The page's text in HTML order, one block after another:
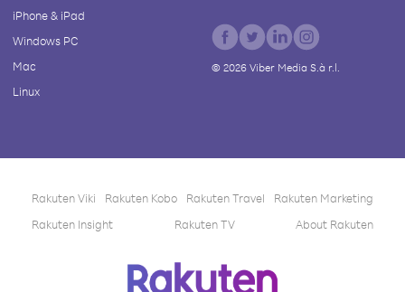
iPhone & iPad
Windows PC
Mac
Linux
© 2026Viber Media S.à r.l.
Rakuten Viki Rakuten Kobo Rakuten Travel
Rakuten Marketing
Rakuten Insight
Rakuten TV About Rakuten